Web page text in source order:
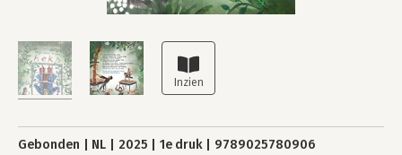
Gebonden NL 2025 1e druk 9789025780906